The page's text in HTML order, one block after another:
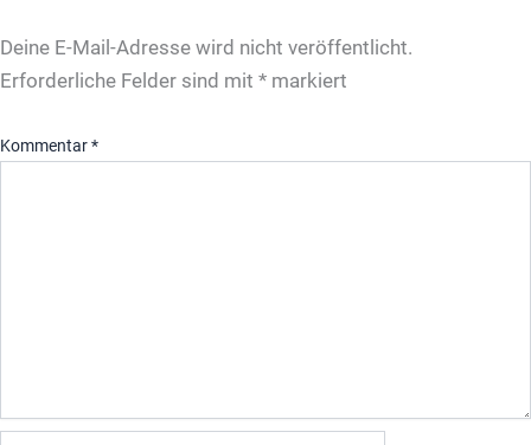
Deine E-Mail-Adresse wird nicht veröffentlicht.
Erforderliche Felder sind mit * markiert
Kommentar*